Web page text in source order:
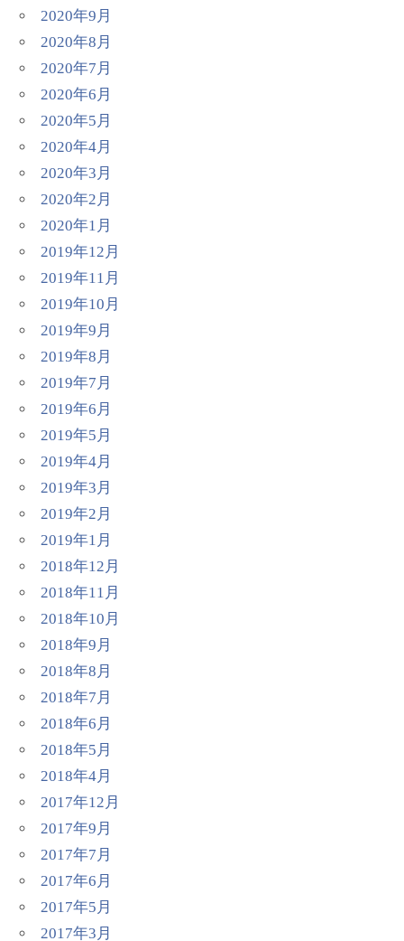
2020年9月
2020年8月
2020年7月
2020年6月
2020年5月
2020年4月
2020年3月
2020年2月
2020年1月
2019年12月
2019年11月
2019年10月
2019年9月
2019年8月
2019年7月
2019年6月
2019年5月
2019年4月
2019年3月
2019年2月
2019年1月
2018年12月
2018年11月
2018年10月
2018年9月
2018年8月
2018年7月
2018年6月
2018年5月
2018年4月
2017年12月
2017年9月
2017年7月
2017年6月
2017年5月
2017年3月